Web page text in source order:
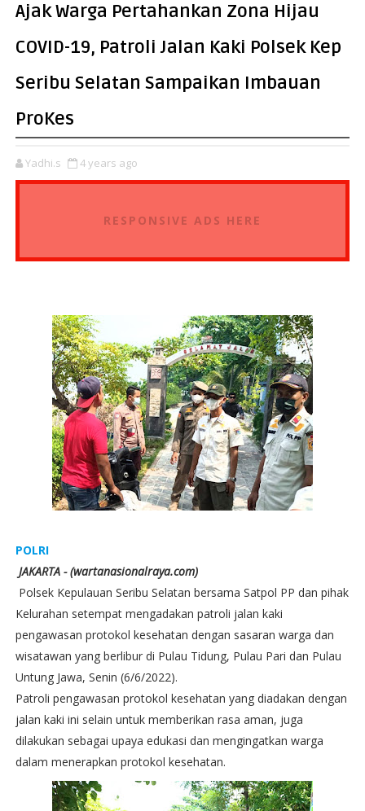
Ajak Warga Pertahankan Zona Hijau
COVID-19, Patroli Jalan Kaki Polsek Kep
Seribu Selatan Sampaikan Imbauan
ProKes
Yadhi.s 4 years ago
RESPONSIVE ADS HERE
POLRI
JAKARTA - (wartanasionalraya.com)
Polsek Kepulauan Seribu Selatan bersama Satpol PP dan pihak
Kelurahan setempat mengadakan patroli jalan kaki
pengawasan protokol kesehatan dengan sasaran warga dan
wisatawan yang berlibur di Pulau Tidung, Pulau Pari dan Pulau
Untung Jawa, Senin (6/6/2022).
Patroli pengawasan protokol kesehatan yang diadakan dengan
jalan kaki ini selain untuk memberikan rasa aman, juga
dilakukan sebagai upaya edukasi dan mengingatkan warga
dalam menerapkan protokol kesehatan.